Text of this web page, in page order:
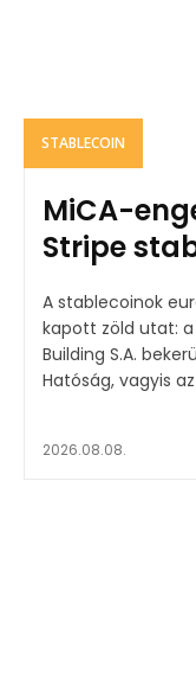
STABLECOIN
MiCA-
Stripe
A stablecoinok
kapott zöld utat:
Building S.A.
Hatóság, vagyis az
2026.08.08.